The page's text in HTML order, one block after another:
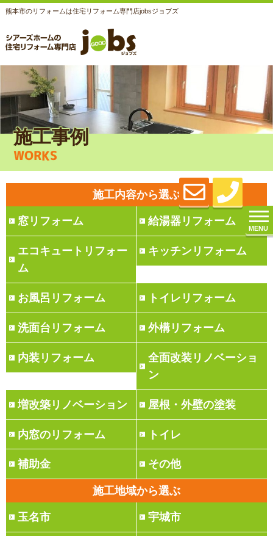
熊本市のリフォームは住宅リフォーム専門店jobsジョブズ
MENU
施工事例
WORKS
施工内容から選ぶ
窓リフォーム 給湯器リフォーム
エコキュートリフォー
ム
キッチンリフォーム
お風呂リフォーム トイレリフォーム
洗面台リフォーム 外構リフォーム
内装リフォーム
全面改装リノベーショ
ン
増改築リノベーション 屋根・外壁の塗装
内窓のリフォーム トイレ
補助金 その他
施工地域から選ぶ
玉名市 宇城市